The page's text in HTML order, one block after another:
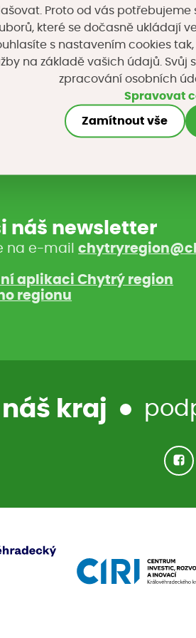
je zdarma.
na sociálních sítích
náš newsletter
na e-mail
aplikaci Chytrý region
regionu
kraj
Proto od vás
které se dočasně ukládají
s nastavením cookies
na základě vašich údajů.
zpracování osobních
Spravovat
Zamítnout vše